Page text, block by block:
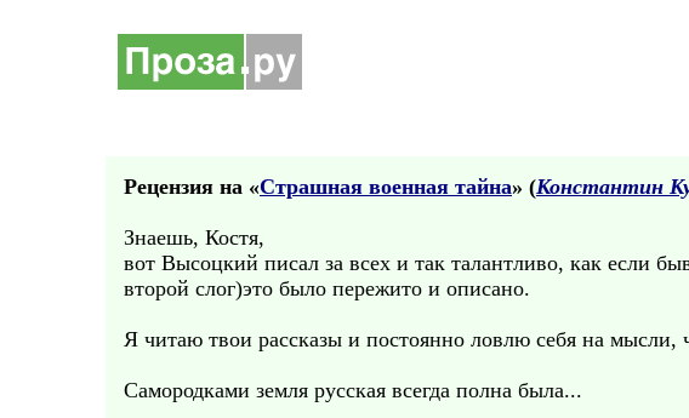
Рецензия на «Страшная военная тайна» (Константин
Знаешь, Костя,
вот Высоцкий писал за всех и так талантливо, как если
второй слог)это было пережито и описано.
Я читаю твои рассказы и постоянно ловлю себя на мысли,
Самородками земля русская всегда полна была...